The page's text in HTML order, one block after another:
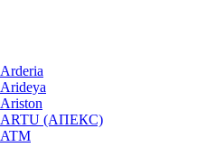
Arderia
Arideya
Ariston
ARTU (АПЕКС)
ATM